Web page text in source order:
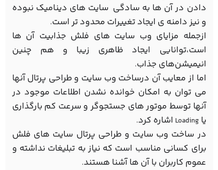
دادن در آن ها به سادگی سایت های دینامیک نبوده
و نیز دامنه ی ایجاد تغییرات محدود تر است.
ازجمله مزایای وب سایت های فلش جذابیت آن ها
است،توانایی ایجاد ظاهری زیبا و هم چنین
انیمیشن‌های جذاب.
اما از معایب آن درساخت وب سایت و طراحی پرتال آنها
می توان به امکان خوانده نشدن اطلاعات موجود در
آنها توسط موتور های جستجوگر و سرعت کم بارگذاری
یا Loading اشاره کرد.
در ساخت وب سایت و طراحی پرتال سایت های فلش
برای کسانی مناسب است که نیاز به تبلیغات نداشته و
عموم کاربران با آن ها آشنا هستند.